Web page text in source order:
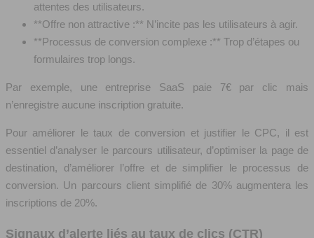
attentes des utilisateurs.
**Offre non attractive :** N’incite pas les utilisateurs à agir.
**Processus de conversion complexe :** Trop d’étapes ou
formulaires trop longs.
Par exemple, une entreprise SaaS paie 7€ par clic mais
n’enregistre aucune inscription gratuite.
Pour améliorer le taux de conversion et justifier le CPC, il est
essentiel d’analyser le parcours utilisateur, d’optimiser la page de
destination, d’améliorer l’offre et de simplifier le processus de
conversion. Un parcours client simplifié de 30% augmentera les
inscriptions de 20%.
Signaux d’alerte liés au taux de clics (CTR)